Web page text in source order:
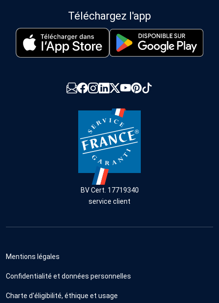
Téléchargez l'app
BV Cert. 17719340
service client
Mentions légales
Confidentialité et données personnelles
Charte d'éligibilité, éthique et usage